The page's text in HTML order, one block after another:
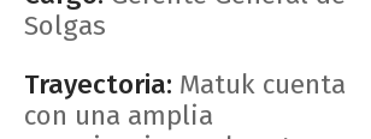
Solgas
Trayectoria: Matuk cuenta
con una amplia